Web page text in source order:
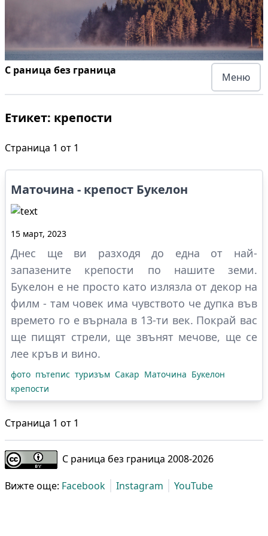
С раница без граница
Меню
Етикет: крепости
Страница 1 от 1
Маточина - крепост Букелон
15 март, 2023
Днес ще ви разходя до една от най-
запазените крепости по нашите земи.
Букелон e не просто като излязла от декор на
филм - там човек има чувството че дупка във
времето го е върнала в 13-ти век. Покрай вас
ще пищят стрели, ще звънят мечове, ще се
лее кръв и вино.
фото пътепис туризъм Сакар Маточина Букелон
крепости
Страница 1 от 1
С раница без граница 2008-2026
Вижте още: Facebook Instagram YouTube